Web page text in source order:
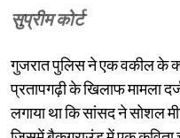
सुप्रीम कोर्ट
गुजरात पुलिस ने एक वकील के
प्रतापगढ़ी के खिलाफ मामला
लगाया था कि सांसद ने सोशल